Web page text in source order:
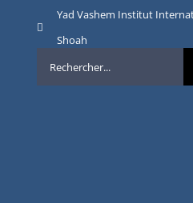
Yad Vashem Institut
Shoah
Rechercher